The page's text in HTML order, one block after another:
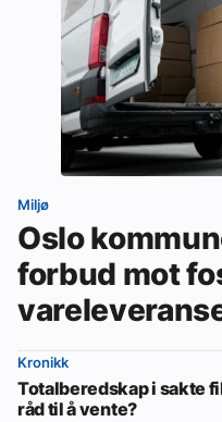
Miljø
Oslo
forbud mot
Kronikk
Totalberedskap i sakte
råd til å vente?